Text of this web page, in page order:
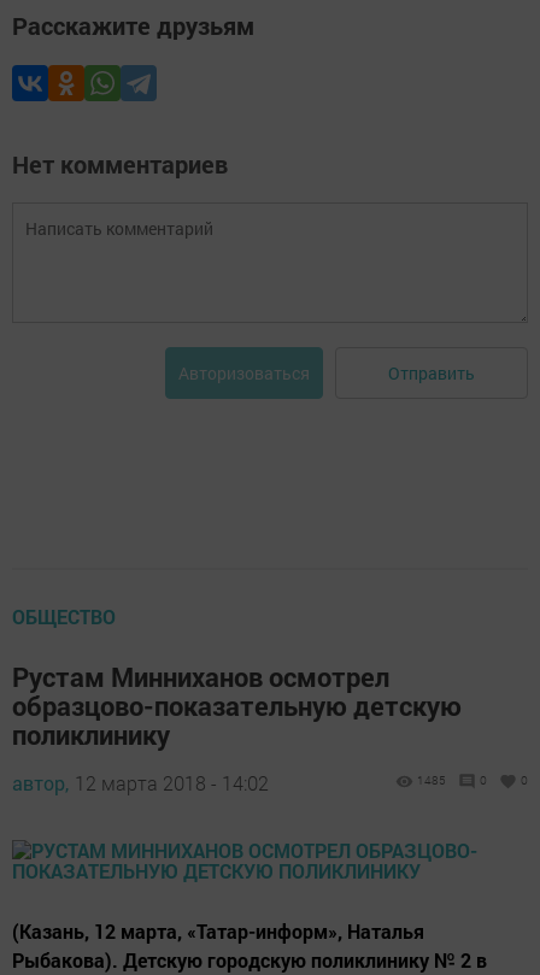
Расскажите друзьям
Нет комментариев
Авторизоваться Отправить
ОБЩЕСТВО
Рустам Минниханов осмотрел
образцово-показательную детскую
поликлинику
автор, 12 марта 2018 - 14:02 1485 0 0
(Казань, 12 марта, «Татар-информ», Наталья
Рыбакова). Детскую городскую поликлинику № 2 в